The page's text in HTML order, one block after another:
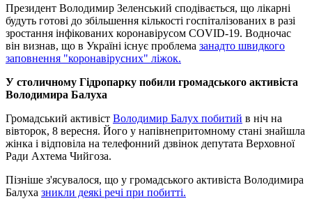
Президент Володимир Зеленський сподівається, що лікарні
будуть готові до збільшення кількості госпіталізованих в разі
зростання інфікованих коронавірусом COVID-19. Водночас
він визнав, що в Україні існує проблема занадто швидкого
заповнення "коронавірусних" ліжок.
У столичному Гідропарку побили громадського активіста
Володимира Балуха
Громадський активіст Володимир Балух побитий в ніч на
вівторок, 8 вересня. Його у напівнепритомному стані знайшла
жінка і відповіла на телефонний дзвінок депутата Верховної
Ради Ахтема Чийгоза.
Пізніше з'ясувалося, що у громадського активіста Володимира
Балуха зникли деякі речі при побитті.